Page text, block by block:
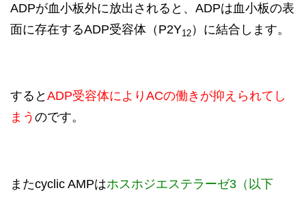
ADPが血小板外に放出されると、ADPは血小板の表
面に存在するADP受容体（P2Y12 ）に結合します。
すると ADP受容体によりACの働きが抑えられてし
まう のです。
またcyclic AMPはホスホジエステラーゼ3（以下